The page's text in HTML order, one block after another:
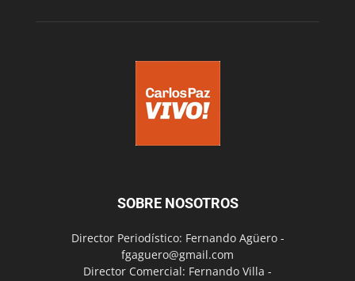
SOBRE NOSOTROS
Director Periodístico: Fernando Agüero -
fgaguero@gmail.com
Director Comercial: Fernando Villa -